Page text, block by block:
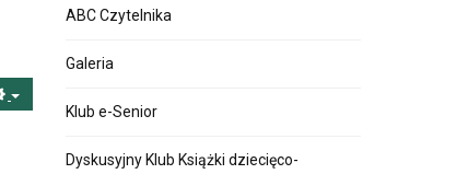
ABC Czytelnika
Galeria
Klub e-Senior
Dyskusyjny Klub Książki dziecięco-